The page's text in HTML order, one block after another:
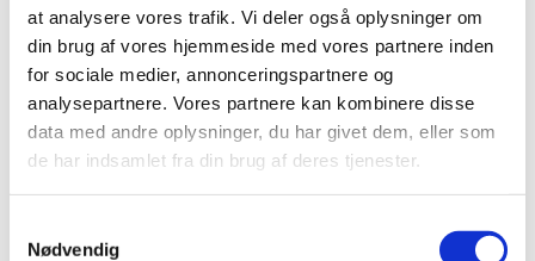
at analysere vores trafik. Vi deler også oplysninger om
din brug af vores hjemmeside med vores partnere inden
for sociale medier, annonceringspartnere og
analysepartnere. Vores partnere kan kombinere disse
data med andre oplysninger, du har givet dem, eller som
de har indsamlet fra din brug af deres tjenester.
Nødvendig
Den Danske Folkekirke
www.folkekirke.dk
Bibelselskabet
www.bibelselskabet.dk